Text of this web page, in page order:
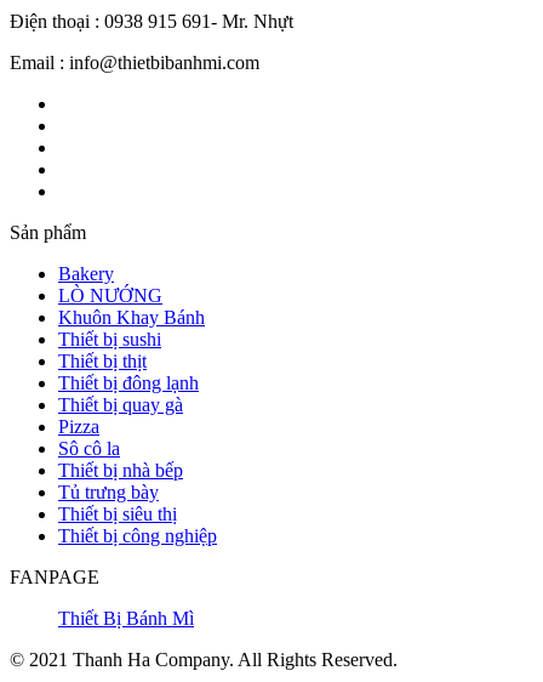
Điện thoại : 0938 915 691- Mr. Nhựt
Email : info@thietbibanhmi.com
Sản phẩm
Bakery
LÒ NƯỚNG
Khuôn Khay Bánh
Thiết bị sushi
Thiết bị thịt
Thiết bị đông lạnh
Thiết bị quay gà
Pizza
Sô cô la
Thiết bị nhà bếp
Tủ trưng bày
Thiết bị siêu thị
Thiết bị công nghiệp
FANPAGE
Thiết Bị Bánh Mì
© 2021 Thanh Ha Company. All Rights Reserved.